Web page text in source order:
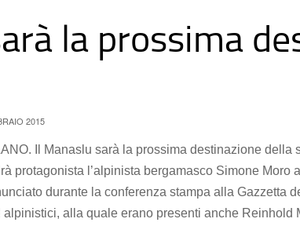
la prossima
2015
Il Manaslu sarà la prossima destinazione
protagonista l’alpinista bergamasco Simone Moro
durante la conferenza stampa alla Gazzetta
alpinistici, alla quale erano presenti anche Reinhold